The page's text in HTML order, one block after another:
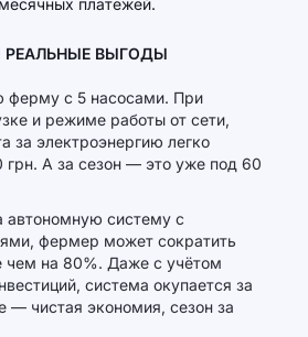
платежей.
ВЫГОДЫ
ферму с 5 насосами. При
и режиме работы от сети,
за электроэнергию легко
А за сезон — это уже под 60
автономную систему с
фермер может сократить
чем на 80%. Даже с учётом
система окупается за
— чистая экономия, сезон за